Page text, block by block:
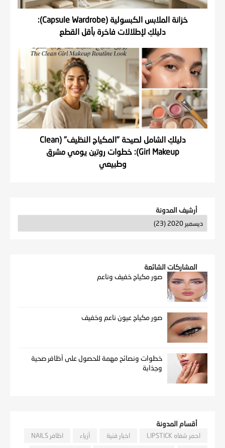
خزانة الملابس الكبسولية (Capsule Wardrobe):
دليلكِ لإطلالات فاخرة بأقل القطع
دليلكِ الشامل لصيحة "المكياج النظيف" (Clean
Girl Makeup): خطوات روتين يومي مشرق
وطبيعي
أرشيف المدونة
المشاركات الشائعة
صور مكياج خفيف وناعم
صور مكياج عيون ناعم وخفيف
خطوات ونصائح مهمة للحصول على أظافر صحية
وجذابة
أقسام المدونة
احمر شفاه LIPSTICK اخبار فنية أزياء اظافر NAILS